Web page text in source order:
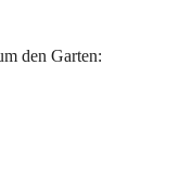
den Garten: